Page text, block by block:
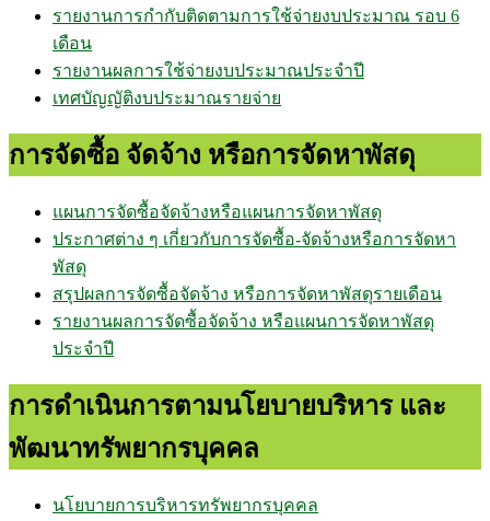
รายงานการกำกับติดตามการใช้จ่ายงบประมาณ รอบ 6
เดือน
รายงานผลการใช้จ่ายงบประมาณประจำปี
เทศบัญญัติงบประมาณรายจ่าย
การจัดซื้อ จัดจ้าง หรือการจัดหาพัสดุ
แผนการจัดซื้อจัดจ้างหรือแผนการจัดหาพัสดุ
ประกาศต่าง ๆ เกี่ยวกับการจัดซื้อ-จัดจ้างหรือการจัดหา
พัสดุ
สรุปผลการจัดซื้อจัดจ้าง หรือการจัดหาพัสดุรายเดือน
รายงานผลการจัดซื้อจัดจ้าง หรือแผนการจัดหาพัสดุ
ประจำปี
การดำเนินการตามนโยบายบริหาร และ
พัฒนาทรัพยากรบุคคล
นโยบายการบริหารทรัพยากรบุคคล